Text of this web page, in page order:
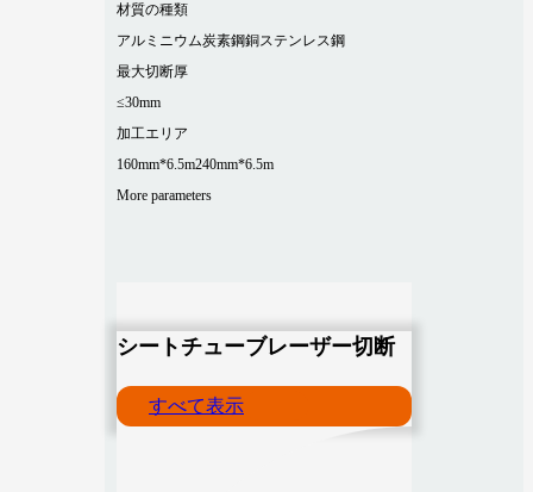
材質の種類
アルミニウム炭素鋼銅ステンレス鋼
最大切断厚
≤30mm
加工エリア
160mm*6.5m240mm*6.5m
More parameters
シートチューブレーザー切断
すべて表示